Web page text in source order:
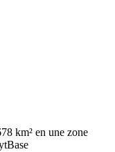
km² en une zone